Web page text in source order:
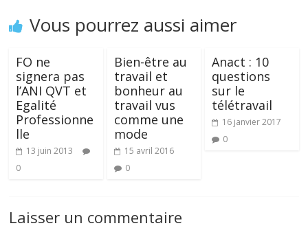
Vous pourrez aussi aimer
FO ne
signera pas
l’ANI QVT et
Egalité
Professionne
lle
13 juin 2013
0
Bien-être au
travail et
bonheur au
travail vus
comme une
mode
15 avril 2016
0
Anact : 10
questions
sur le
télétravail
16 janvier 2017
0
Laisser un commentaire